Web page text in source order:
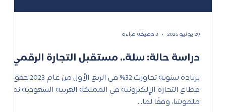
دراسة حالة: سلة.. مستقبل التجارة الرقمي
بزيادة سنوية تجاوزت 32% في الربع الأول من عام 2023 حقق
قطاع التجارة الإلكترونية في المملكة العربية السعودية نموًا
ملموسًا، وفقًا لما...
29 يونيو 2025 3 دقيقة قراءة